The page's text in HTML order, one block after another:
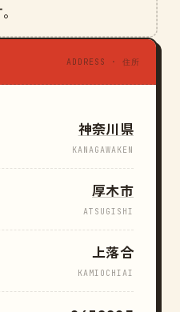
ADDRESS · 住所
神奈川県
KANAGAWAKEN
厚木市
ATSUGISHI
上落合
KAMIOCHIAI